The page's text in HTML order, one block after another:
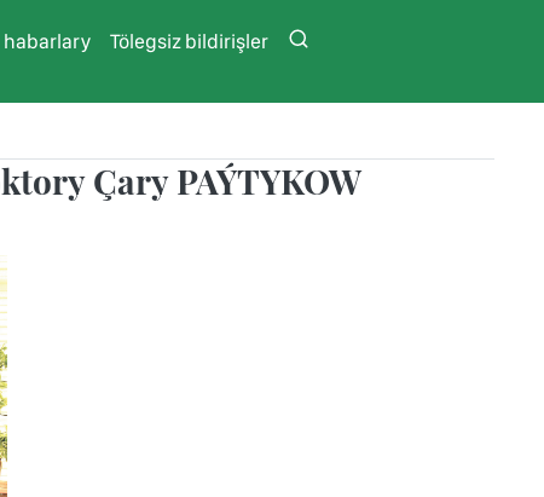
habarlary Tölegsiz bildirişler
Çary PAÝTYKOW